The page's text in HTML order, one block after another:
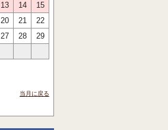
13 14
15
20 21
22
27 28
29
当月に戻る